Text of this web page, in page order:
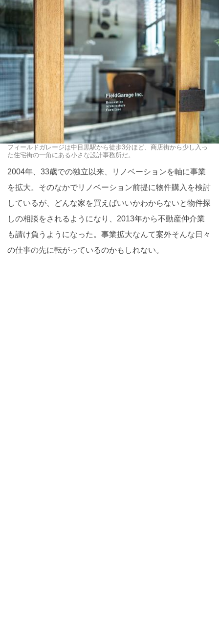
フィールドガレージは中目黒駅から徒歩3分ほど、商店街から少し入っ
た住宅街の一角にある小さな設計事務所だ。
2004年、33歳での独立以来、リノベーションを軸に事業
を拡大。そのなかでリノベーション前提に物件購入を検討
しているが、どんな家を買えばいいかわからないと物件探
しの相談をされるようになり、2013年から不動産仲介業
も請け負うようになった。事業拡大なんて案外そんな日々
の仕事の先に転がっているのかもしれない。